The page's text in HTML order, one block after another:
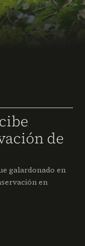
de
galardonado en
en